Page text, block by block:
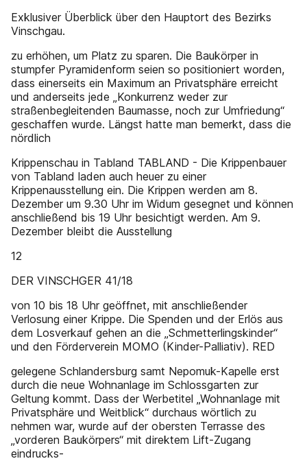
Exklusiver Überblick über den Hauptort des Bezirks
Vinschgau.
zu erhöhen, um Platz zu sparen. Die Baukörper in
stumpfer Pyramidenform seien so positioniert worden,
dass einerseits ein Maximum an Privatsphäre erreicht
und anderseits jede „Konkurrenz weder zur
straßenbegleitenden Baumasse, noch zur Umfriedung“
geschaffen wurde. Längst hatte man bemerkt, dass die
nördlich
Krippenschau in Tabland TABLAND - Die Krippenbauer
von Tabland laden auch heuer zu einer
Krippenausstellung ein. Die Krippen werden am 8.
Dezember um 9.30 Uhr im Widum gesegnet und können
anschließend bis 19 Uhr besichtigt werden. Am 9.
Dezember bleibt die Ausstellung
12
DER VINSCHGER 41/18
von 10 bis 18 Uhr geöffnet, mit anschließender
Verlosung einer Krippe. Die Spenden und der Erlös aus
dem Losverkauf gehen an die „Schmetterlingskinder“
und den Förderverein MOMO (Kinder-Palliativ). RED
gelegene Schlandersburg samt Nepomuk-Kapelle erst
durch die neue Wohnanlage im Schlossgarten zur
Geltung kommt. Dass der Werbetitel „Wohnanlage mit
Privatsphäre und Weitblick“ durchaus wörtlich zu
nehmen war, wurde auf der obersten Terrasse des
„vorderen Baukörpers“ mit direktem Lift-Zugang
eindrucks-